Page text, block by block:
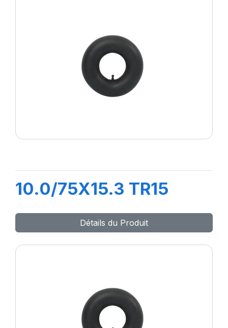
10.0/75X15.3 TR15
Détails du Produit